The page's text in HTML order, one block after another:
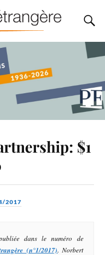
$1
2017
dans le numéro de
(n°1/2017). Norbert